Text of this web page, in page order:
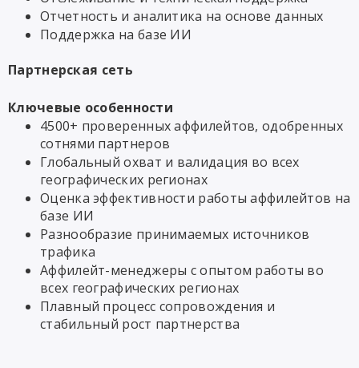
Отчетность и аналитика на основе данных
Поддержка на базе ИИ
Партнерская сеть
Ключевые особенности
4500+ проверенных аффилейтов, одобренных
сотнями партнеров
Глобальный охват и валидация во всех
географических регионах
Оценка эффективности работы аффилейтов на
базе ИИ
Разнообразие принимаемых источников
трафика
Аффилейт-менеджеры с опытом работы во
всех географических регионах
Плавный процесс сопровождения и
стабильный рост партнерства